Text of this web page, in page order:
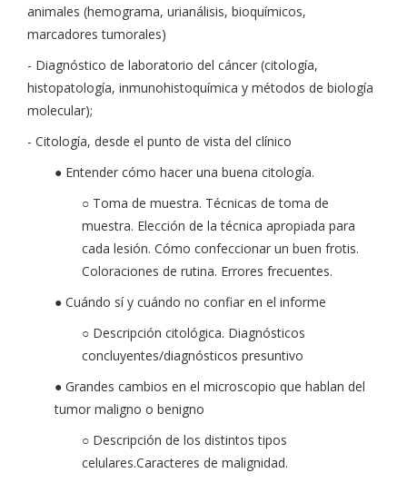
animales (hemograma, urianálisis, bioquímicos,
marcadores tumorales)
- Diagnóstico de laboratorio del cáncer (citología,
histopatología, inmunohistoquímica y métodos de biología
molecular);
- Citología, desde el punto de vista del clínico
● Entender cómo hacer una buena citología.
○ Toma de muestra. Técnicas de toma de
muestra. Elección de la técnica apropiada para
cada lesión. Cómo confeccionar un buen frotis.
Coloraciones de rutina. Errores frecuentes.
● Cuándo sí y cuándo no confiar en el informe
○ Descripción citológica. Diagnósticos
concluyentes/diagnósticos presuntivo
● Grandes cambios en el microscopio que hablan del
tumor maligno o benigno
○ Descripción de los distintos tipos
celulares.Caracteres de malignidad.